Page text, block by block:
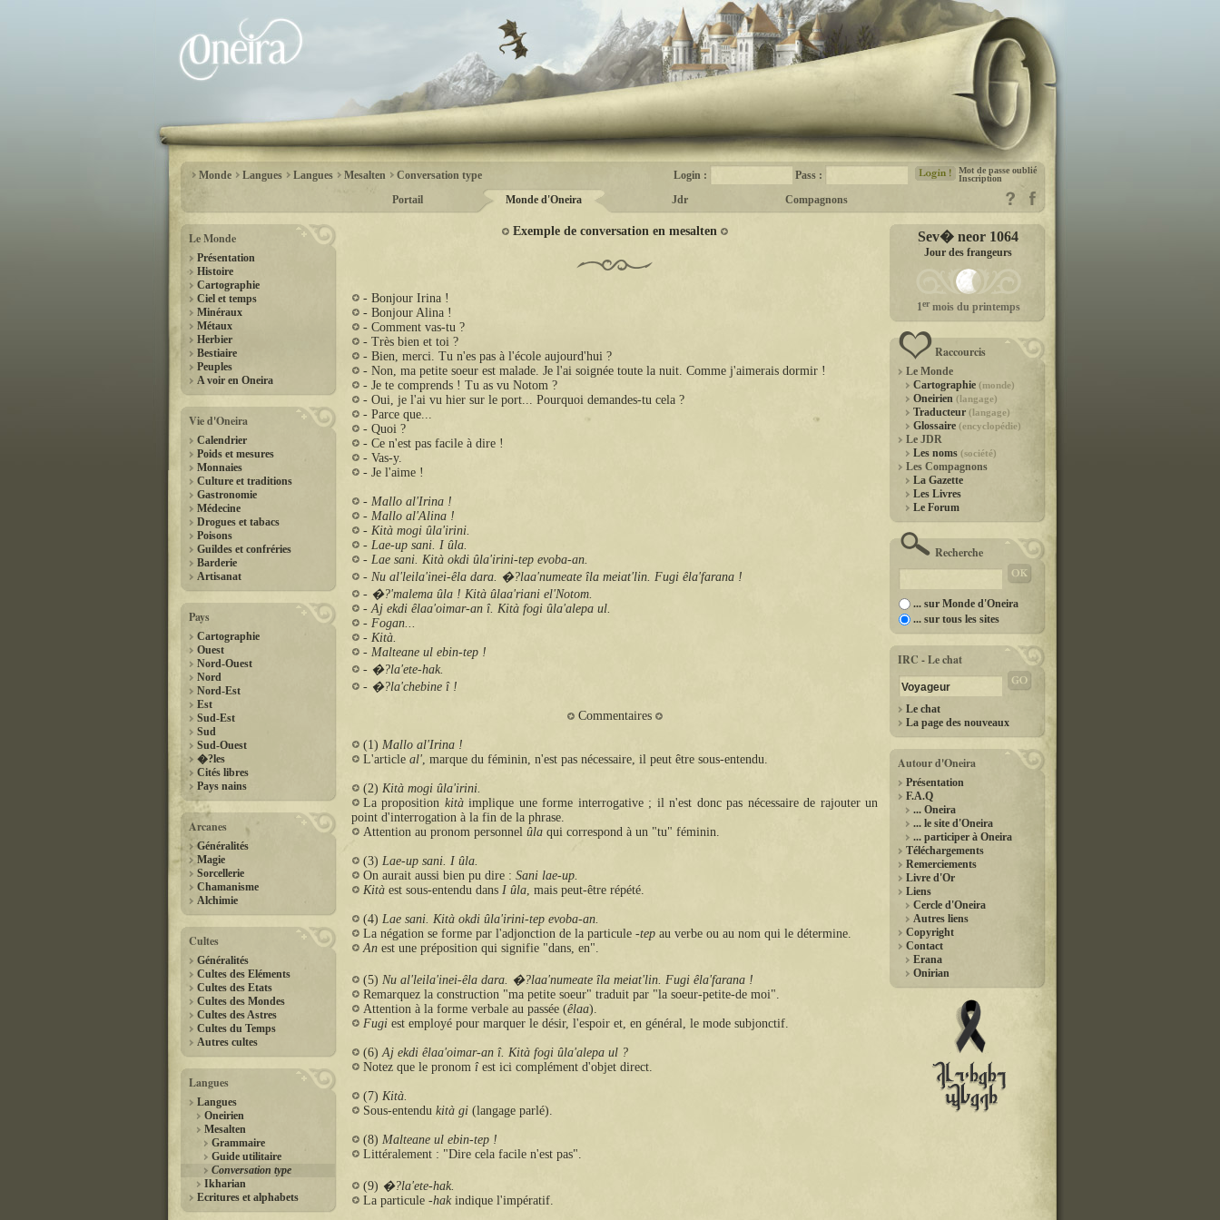
Monde Langues Langues Mesalten Conversation type Login : Pass :
Mot de passe oublié
Inscription
Portail Monde d'Oneira Jdr Compagnons
Le Monde
Présentation
Histoire
Cartographie
Ciel et temps
Minéraux
Métaux
Herbier
Bestiaire
Peuples
A voir en Oneira
Vie d'Oneira
Calendrier
Poids et mesures
Monnaies
Culture et traditions
Gastronomie
Médecine
Drogues et tabacs
Poisons
Guildes et confréries
Barderie
Artisanat
Pays
Cartographie
Ouest
Nord-Ouest
Nord
Nord-Est
Est
Sud-Est
Sud
Sud-Ouest
�?les
Cités libres
Pays nains
Arcanes
Généralités
Magie
Sorcellerie
Chamanisme
Alchimie
Cultes
Généralités
Cultes des Eléments
Cultes des Etats
Cultes des Mondes
Cultes des Astres
Cultes du Temps
Autres cultes
Langues
Langues
Oneirien
Mesalten
Grammaire
Guide utilitaire
Conversation type
Ikharian
Ecritures et alphabets
Sev� neor 1064
Jour des frangeurs
1ermois du printemps
Raccourcis
Le Monde
Cartographie (monde)
Oneirien (langage)
Traducteur (langage)
Glossaire (encyclopédie)
Le JDR
Les noms (société)
Les Compagnons
La Gazette
Les Livres
Le Forum
Recherche
... sur Monde d'Oneira
... sur tous les sites
IRC - Le chat
Le chat
La page des nouveaux
Autour d'Oneira
Présentation
F.A.Q
... Oneira
... le site d'Oneira
... participer à Oneira
Téléchargements
Remerciements
Livre d'Or
Liens
Cercle d'Oneira
Autres liens
Copyright
Contact
Erana
Onirian
Exemple de conversation en mesalten
- Bonjour Irina !
- Bonjour Alina !
- Comment vas-tu ?
- Très bien et toi ?
- Bien, merci. Tu n'es pas à l'école aujourd'hui ?
- Non, ma petite soeur est malade. Je l'ai soignée toute la nuit. Comme j'aimerais dormir !
- Je te comprends ! Tu as vu Notom ?
- Oui, je l'ai vu hier sur le port... Pourquoi demandes-tu cela ?
- Parce que...
- Quoi ?
- Ce n'est pas facile à dire !
- Vas-y.
- Je l'aime !
- Mallo al'Irina !
- Mallo al'Alina !
- Kità mogi ûla'irini.
- Lae-up sani. I ûla.
- Lae sani. Kità okdi ûla'irini-tep evoba-an.
- Nu al'leila'inei-êla dara. �?laa'numeate îla meiat'lin. Fugi êla'farana !
- �?'malema ûla ! Kità ûlaa'riani el'Notom.
- Aj ekdi êlaa'oimar-an î. Kità fogi ûla'alepa ul.
- Fogan...
- Kità.
- Malteane ul ebin-tep !
- �?la'ete-hak.
- �?la'chebine î !
Commentaires
(1) Mallo al'Irina !
L'article al', marque du féminin, n'est pas nécessaire, il peut être sous-entendu.
(2) Kità mogi ûla'irini.
La proposition kitàimplique une forme interrogative ; il n'est donc pas nécessaire de rajouter un
point d'interrogation à la fin de la phrase.
Attention au pronom personnel ûla qui correspond à un "tu" féminin.
(3) Lae-up sani. I ûla.
On aurait aussi bien pu dire : Sani lae-up.
Kità est sous-entendu dans I ûla, mais peut-être répété.
(4) Lae sani. Kità okdi ûla'irini-tep evoba-an.
La négation se forme par l'adjonction de la particule -tep au verbe ou au nom qui le détermine.
An est une préposition qui signifie "dans, en".
(5) Nu al'leila'inei-êla dara. �?laa'numeate îla meiat'lin. Fugi êla'farana !
Remarquez la construction "ma petite soeur" traduit par "la soeur-petite-de moi".
Attention à la forme verbale au passée (êlaa).
Fugi est employé pour marquer le désir, l'espoir et, en général, le mode subjonctif.
(6)Aj ekdi êlaa'oimar-an î. Kità fogi ûla'alepa ul ?
Notez que le pronom îest ici complément d'objet direct.
(7) Kità.
Sous-entendu kità gi (langage parlé).
(8) Malteane ul ebin-tep !
Littéralement : "Dire cela facile n'est pas".
(9) �?la'ete-hak.
La particule -hakindique l'impératif.